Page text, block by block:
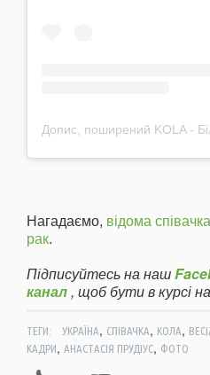
Нагадаємо, відома
рак.
Підписуйтесь на наш
канал, щоб бути в курсі
ТЕГИ: УКРАЇНА, СПІВАЧКА, КОЛА,
КАДРИ, АНАСТАСІЯ ПРУДІУС, ФОТО